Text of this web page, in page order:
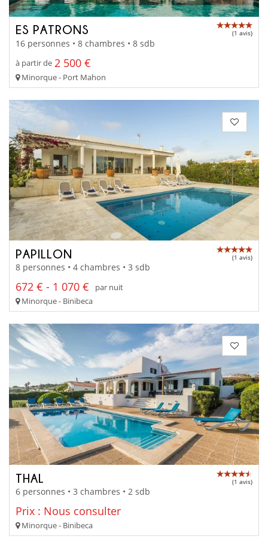
ES PATRONS (1 avis)
16 personnes • 8 chambres • 8 sdb
à partir de 2 500 €
Minorque - Port Mahon
PAPILLON (1 avis)
8 personnes • 4 chambres • 3 sdb
672 € - 1 070 €
par nuit
Minorque - Binibeca
THAL (1 avis)
6 personnes • 3 chambres • 2 sdb
Prix : Nous consulter
Minorque - Binibeca